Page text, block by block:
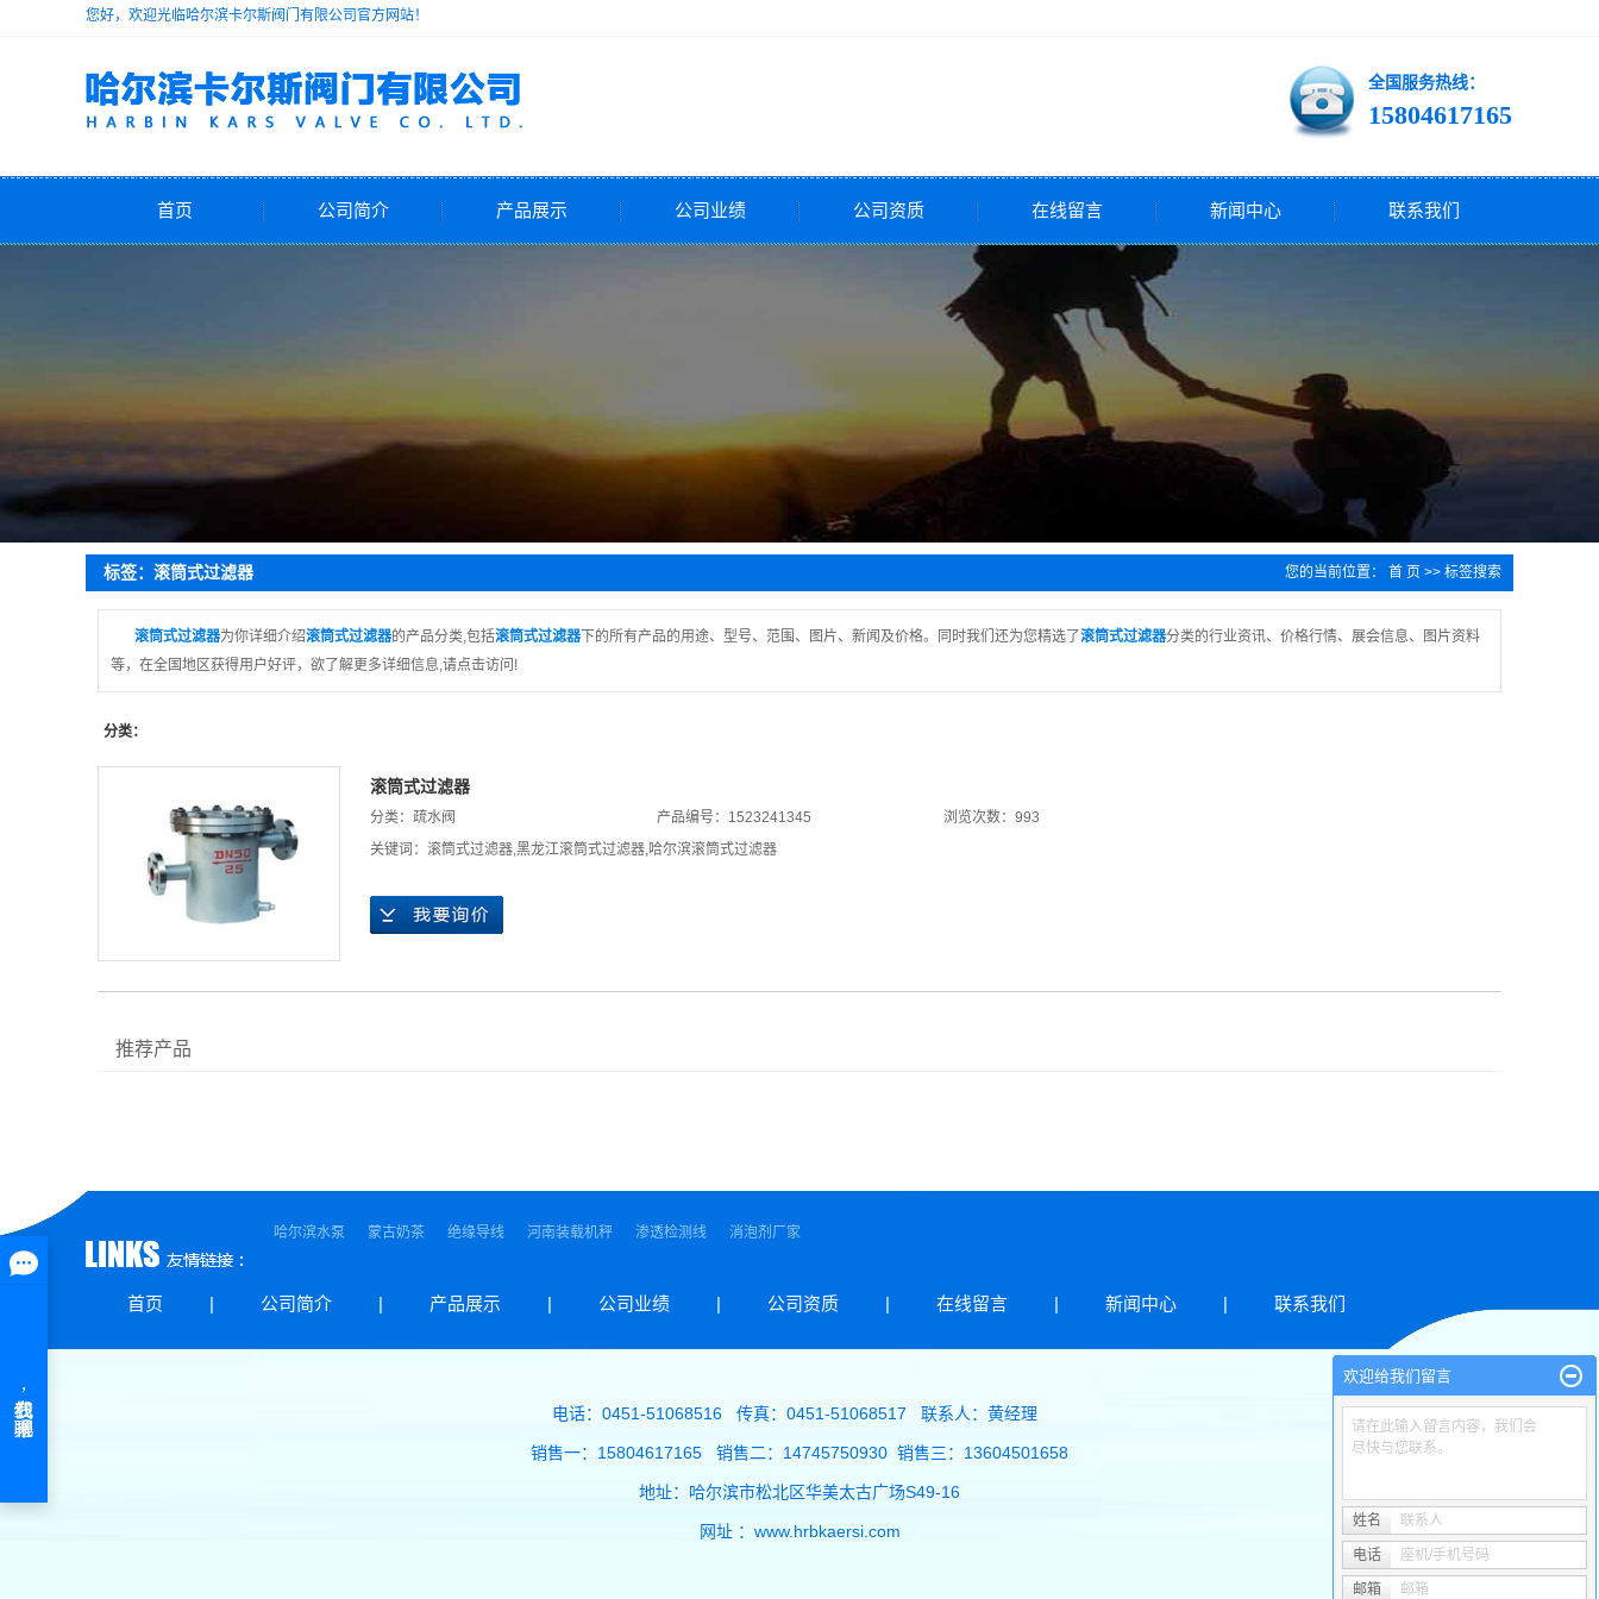
您好，欢迎光临哈尔滨卡尔斯阀门有限公司官方网站！
全国服务热线：
15804617165
首页 公司简介 产品展示
自力式调节阀
疏水阀
蝶阀
球阀
公司业绩 公司资质 在线留言 新闻中心 联系我们
标签：滚筒式过滤器 您的当前位置： 首 页 >> 标签搜索
滚筒式过滤器为你详细介绍滚筒式过滤器的产品分类,包括滚筒式过滤器 下的所有产品的用途、型号、范围、图片、新闻及价格。同时我们还为您精选了滚筒式过滤器分类的行业资讯、价格行情、展会信息、图片资料
等，在全国地区获得用户好评，欲了解更多详细信息,请点击访问!
分类：
滚筒式过滤器
分类： 疏水阀 产品编号：1523241345
浏览次数：993
关键词： 滚筒式过滤器,黑龙江滚筒式过滤器,哈尔滨滚筒式过滤器
推荐产品
哈尔滨水泵 蒙古奶茶 绝缘导线 河南装载机秤 渗透检测线 消泡剂厂家
首页 | 公司简介 | 产品展示 | 公司业绩 | 公司资质 | 在线留言 | 新闻中心 | 联系我们
电话：0451-51068516 传真：0451-51068517 联系人：黄经理
销售一：15804617165 销售二：14745750930 销售三：13604501658
地址：哈尔滨市松北区华美太古广场S49-16
网址 ：www.hrbkaersi.com
欢迎给我们留言
请在此输入留言内容，我们会
尽快与您联系。
姓名 联系人
电话 座机/手机号码
邮箱 邮箱